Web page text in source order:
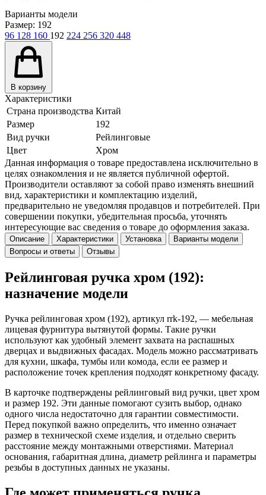
Варианты модели
Размер: 192
96 128 160 192 224 256 320 448
В корзину
Характеристики
Страна производства Китай
Размер
192
Вид ручки
Рейлинговые
Цвет
Хром
Данная информация о товаре предоставлена исключительно в
целях ознакомления и не является публичной офертой.
Производители оставляют за собой право изменять внешний
вид, характеристики и комплектацию изделий,
предварительно не уведомляя продавцов и потребителей. При
совершении покупки, убедительная просьба, уточнять
интересующие вас сведения о товаре до оформления заказа.
Описание Характеристики Установка
Варианты модели
Вопросы и ответы
Отзывы
Рейлинговая ручка хром (192):
назначение модели
Ручка рейлинговая хром (192), артикул rrk-192, — мебельная
лицевая фурнитура вытянутой формы. Такие ручки
используют как удобный элемент захвата на распашных
дверцах и выдвижных фасадах. Модель можно рассматривать
для кухни, шкафа, тумбы или комода, если ее размер и
расположение точек крепления подходят конкретному фасаду.
В карточке подтверждены рейлинговый вид ручки, цвет хром
и размер 192. Эти данные помогают сузить выбор, однако
одного числа недостаточно для гарантии совместимости.
Перед покупкой важно определить, что именно означает
размер в технической схеме изделия, и отдельно сверить
расстояние между монтажными отверстиями. Материал
основания, габаритная длина, диаметр рейлинга и параметры
резьбы в доступных данных не указаны.